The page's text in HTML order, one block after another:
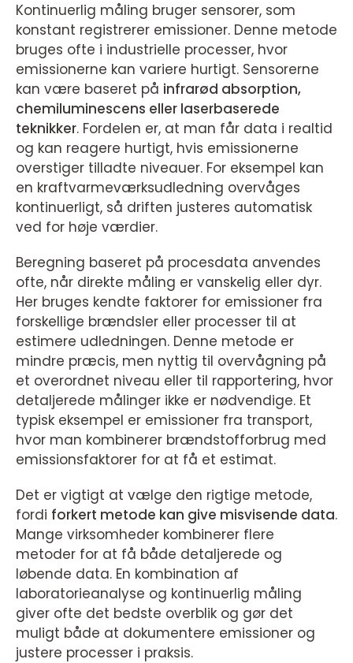
Kontinuerlig måling bruger sensorer, som
konstant registrerer emissioner. Denne metode
bruges ofte i industrielle processer, hvor
emissionerne kan variere hurtigt. Sensorerne
kan være baseret på infrarød absorption,
chemiluminescens eller laserbaserede
teknikker. Fordelen er, at man får data i realtid
og kan reagere hurtigt, hvis emissionerne
overstiger tilladte niveauer. For eksempel kan
en kraftvarmeværksudledning overvåges
kontinuerligt, så driften justeres automatisk
ved for høje værdier.
Beregning baseret på procesdata anvendes
ofte, når direkte måling er vanskelig eller dyr.
Her bruges kendte faktorer for emissioner fra
forskellige brændsler eller processer til at
estimere udledningen. Denne metode er
mindre præcis, men nyttig til overvågning på
et overordnet niveau eller til rapportering, hvor
detaljerede målinger ikke er nødvendige. Et
typisk eksempel er emissioner fra transport,
hvor man kombinerer brændstofforbrug med
emissionsfaktorer for at få et estimat.
Det er vigtigt at vælge den rigtige metode,
fordi forkert metode kan give misvisende data.
Mange virksomheder kombinerer flere
metoder for at få både detaljerede og
løbende data. En kombination af
laboratorieanalyse og kontinuerlig måling
giver ofte det bedste overblik og gør det
muligt både at dokumentere emissioner og
justere processer i praksis.